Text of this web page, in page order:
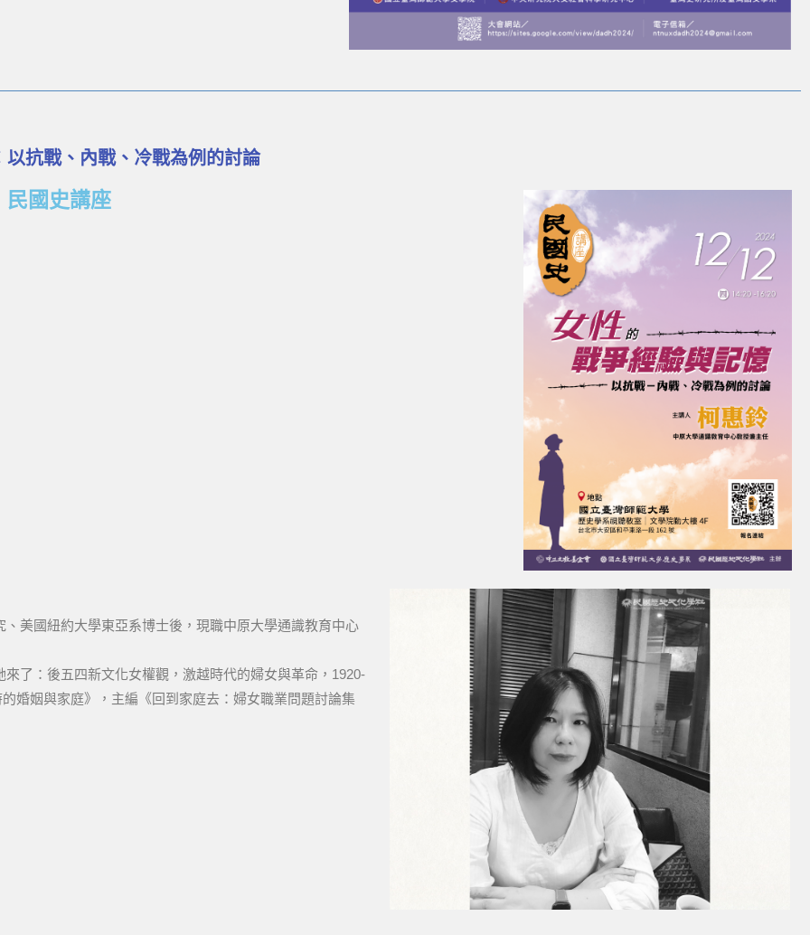
抗戰、內戰、冷戰為例的討論
民國史講座
美國紐約大學東亞系博士後，現職中原大學通識教育中心
了：後五四新文化女權觀，激越時代的婦女與革命，1920-
婚姻與家庭》，主編《回到家庭去：婦女職業問題討論集